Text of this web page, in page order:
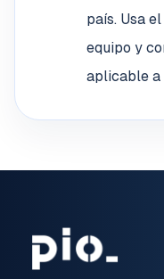
país. Usa
equipo y
aplicable a